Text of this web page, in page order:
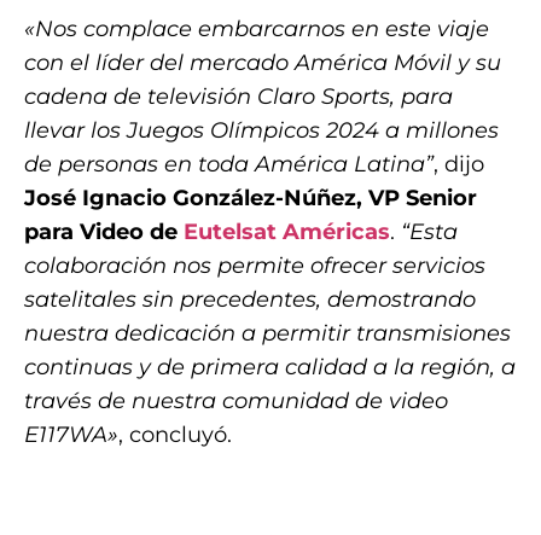
«Nos complace embarcarnos en este viaje
con el líder del mercado América Móvil y su
cadena de televisión Claro Sports, para
llevar los Juegos Olímpicos 2024 a millones
de personas en toda América Latina”, dijo
José Ignacio González-Núñez, VP Senior
para Video de Eutelsat Américas. “Esta
colaboración nos permite ofrecer servicios
satelitales sin precedentes, demostrando
nuestra dedicación a permitir transmisiones
continuas y de primera calidad a la región, a
través de nuestra comunidad de video
E117WA», concluyó.